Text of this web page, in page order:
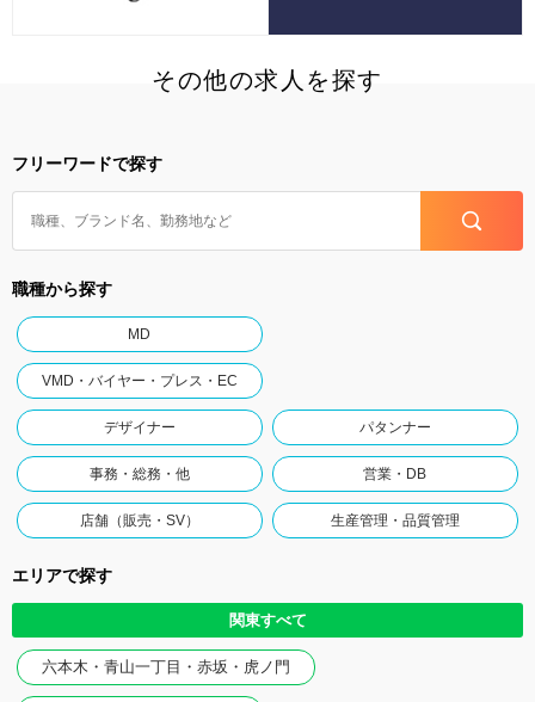
その他の求人を探す
フリーワードで探す
職種から探す
MD
VMD・バイヤー・プレス・EC
デザイナー パタンナー
事務・総務・他 営業・DB
店舗（販売・SV） 生産管理・品質管理
エリアで探す
関東すべて
六本木・青山一丁目・赤坂・虎ノ門